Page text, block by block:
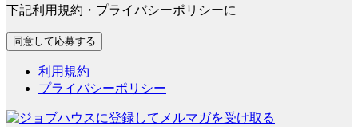
下記利用規約・プライバシーポリシーに
利用規約
プライバシーポリシー